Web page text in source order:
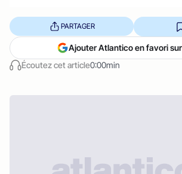
Écoutez cet article0:00min
PARTAGER
Ajouter Atlantico en favori